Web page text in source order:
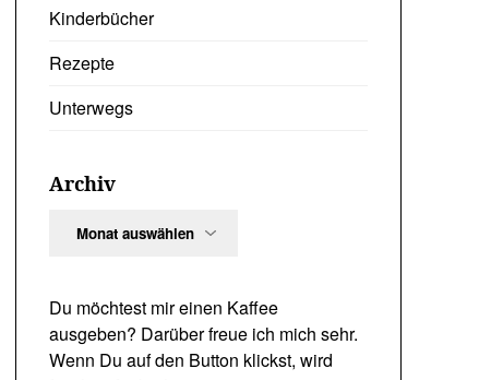
Kinderbücher
Rezepte
Unterwegs
Archiv
Du möchtest mir einen Kaffee
ausgeben? Darüber freue ich mich sehr.
Wenn Du auf den Button klickst, wird